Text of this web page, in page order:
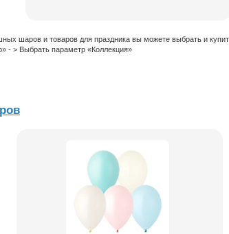
шаров и товаров для праздника вы можете выбрать и
- > Выбрать параметр «Коллекция»